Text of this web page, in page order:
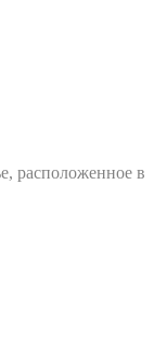
расположенное в